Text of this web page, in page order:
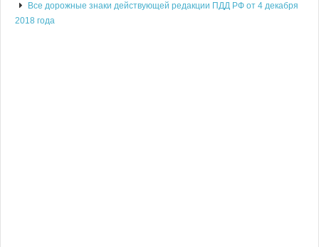
Все дорожные знаки действующей редакции ПДД РФ от 4 декабря
2018 года